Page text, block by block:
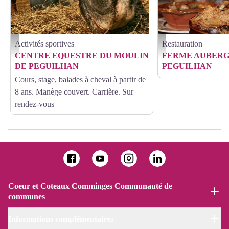
cheval - Moulin de Péguilhan
Activités sportives
CENTRE EQUESTRE DU MOULIN
DE PEGUILHAN
Cours, stage, balades à cheval à partir de
8 ans. Manège couvert. Carrière. Sur
rendez-vous
Ferme Auberge de
Restauration
FERME
PEGUILHAN
Coeur et Coteaux Comminges Communauté de
communes